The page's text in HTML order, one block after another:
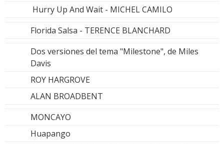
Hurry Up And Wait - MICHEL CAMILO
Florida Salsa - TERENCE BLANCHARD
Dos versiones del tema "Milestone", de Miles
Davis
ROY HARGROVE
ALAN BROADBENT
MONCAYO
Huapango